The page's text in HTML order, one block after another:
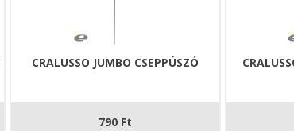
CRALUSSO JUMBO CSEPPÚSZÓ
790 Ft